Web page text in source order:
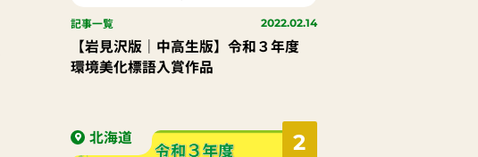
記事一覧 2022.02.14
【岩見沢版｜中高生版】令和３年度
環境美化標語入賞作品
2
北海道